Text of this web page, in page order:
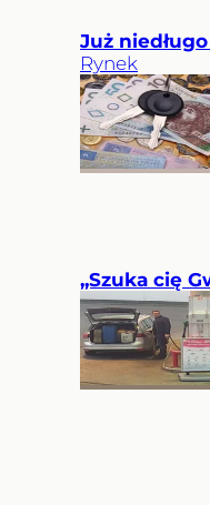
Już
Rynek
„Szuka cię